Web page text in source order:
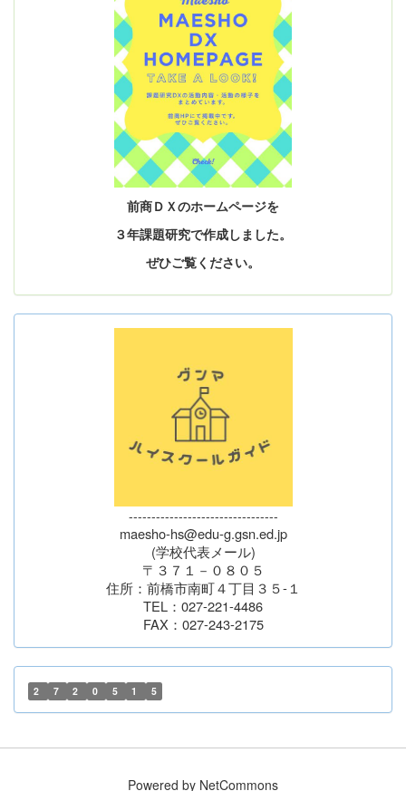
前商ＤＸのホームページを
３年課題研究で作成しました。
ぜひご覧ください。
---------------------------------
maesho-hs@edu-g.gsn.ed.jp
(学校代表メール)
〒３７１－０８０５
住所：前橋市南町４丁目３５-１
TEL：027-221-4486
FAX：027-243-2175
2 7 2 0 5 1 5
Powered by NetCommons